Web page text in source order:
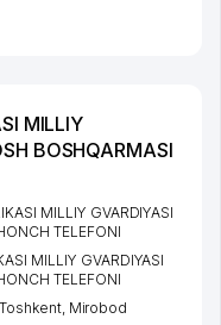
MILLIY
BOSHQARMASI
MILLIY GVARDIYASI
TELEFONI
MILLIY GVARDIYASI
TELEFONI
Toshkent, Mirobod